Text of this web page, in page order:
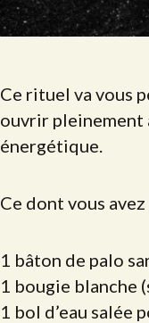
Ce rituel va vous
ouvrir pleinement
énergétique.
Ce dont vous
1 bâton de palo
1 bougie blanche
1 bol d’eau salée